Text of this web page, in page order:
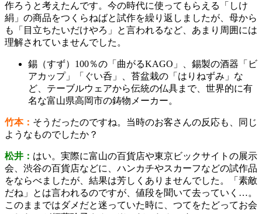
作ろうと考えたんです。今の時代に使ってもらえる「しけ
絹」の商品をつくらねばと試作を繰り返しましたが、母から
も「目立ちたいだけやろ」と言われるなど、あまり周囲には
理解されていませんでした。
錫（すず）100％の「曲がるKAGO」、錫製の酒器「ビ
アカップ」「ぐい呑」、苔盆栽の「はりねずみ」な
ど、テーブルウェアから伝統の仏具まで、世界的に有
名な富山県高岡市の鋳物メーカー。
竹本： そうだったのですね。当時のお客さんの反応も、同じ
ようなものでしたか？
松井： はい。実際に富山の百貨店や東京ビックサイトの展示
会、渋谷の百貨店などに、ハンカチやスカーフなどの試作品
をならべましたが、結果は芳しくありませんでした。「素敵
だね」とは言われるのですが、値段を聞いて去っていく…。
このままではダメだと迷っていた時に、つてをたどってお会